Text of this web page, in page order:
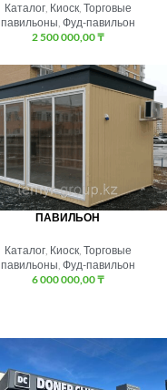
Каталог, Киоск, Торговые
павильоны, Фуд-павильон
2 500 000,00₸
ПАВИЛЬОН
Каталог, Киоск, Торговые
павильоны Фуд-павильон
6 000 000,00₸